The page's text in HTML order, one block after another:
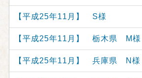
【平成25年11月】 S様
【平成25年11月】 栃木県 M様
【平成25年11月】 兵庫県 N様